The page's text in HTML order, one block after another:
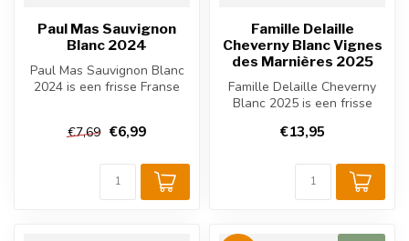
Paul Mas Sauvignon
Blanc 2024
Paul Mas Sauvignon Blanc
2024 is een frisse Franse
€7,69 €6,99
Famille Delaille
Cheverny Blanc Vignes
des Marnières 2025
Famille Delaille Cheverny
Blanc 2025 is een frisse
Loir...
€13,95